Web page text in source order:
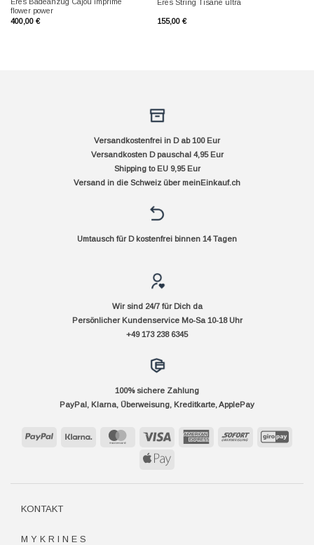
flower power
400,00 €
Eres String Tisane ultra
155,00 €
Versandkostenfrei in D ab 100 Eur
Versandkosten D pauschal 4,95 Eur
Shipping to EU 9,95 Eur
Versand in die Schweiz über meinEinkauf.ch
Umtausch für D kostenfrei binnen 14 Tagen
Wir sind 24/7 für Dich da
Persönlicher Kundenservice Mo-Sa 10-18 Uhr
+49 173 238 6345
100% sichere Zahlung
PayPal, Klarna, Überweisung, Kreditkarte, ApplePay
PayPal Klarna MasterCard Visa
AmericanSofort
Apple
KONTAKT
M Y K R I N E S